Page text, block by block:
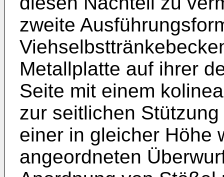
zweite
Metallplatte auf ihrer
Seite mit einem
zur seitlichen
einer in gleicher Höhe
angeordneten